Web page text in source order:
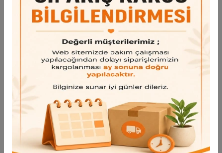
Taksit Seçenekleri
Bu ürün için henüz yorum yapılmadı.
Yorum Yap
Benzer Ürünler
Bu ürünü inceleyen kullanıcılar bunlara da baktı